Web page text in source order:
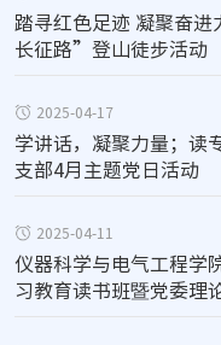
踏寻红色足迹 凝聚奋
长征路”登山徒步活动
2025-04-17
学讲话，凝聚力量；
支部4月主题党日活动
2025-04-11
仪器科学与电气工程学
习教育读书班暨党委理